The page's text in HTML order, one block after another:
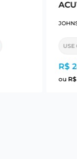
USE
R$
ou R$